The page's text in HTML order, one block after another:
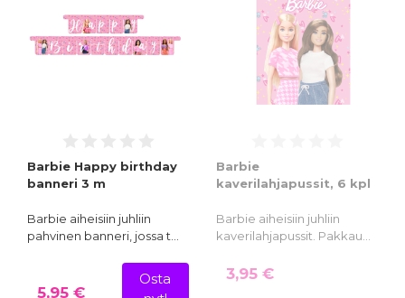
Barbie Happy birthday
banneri 3 m
Barbie aiheisiin juhliin
pahvinen banneri, jossa t…
5,95 €
Osta
Barbie
kaverilahjapussit, 6 kpl
Barbie aiheisiin juhliin
kaverilahjapussit. Pakkau…
3,95 €